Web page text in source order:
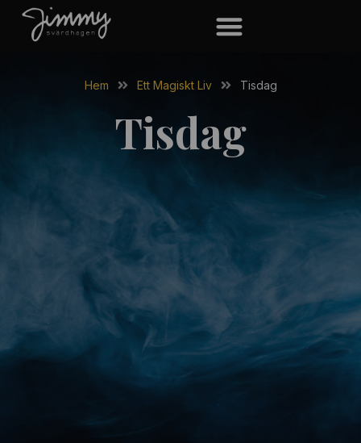
Hoppa
Hem Ett Magiskt Liv Tisdag
Tisdag